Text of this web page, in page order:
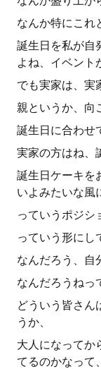
なんか特にこれ
誕生日を私が自
よね、イベント
でも実家は、実
親というか、向
誕生日に合わせ
実家の方はね、
誕生日ケーキを
いよみたいな風
っていうポジシ
っていう形にし
なんだろう、自
なんだろうねっ
どういう皆さん
うか、
大人になってか
てるのかなって、